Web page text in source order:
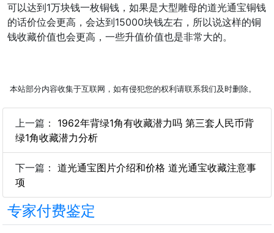
可以达到1万块钱一枚铜钱，如果是大型雕母的道光通宝铜钱
的话价位会更高，会达到15000块钱左右，所以说这样的铜
钱收藏价值也会更高，一些升值价值也是非常大的。
本站部分内容收集于互联网，如有侵犯您的权利请联系我们及时删除。
上一篇： 1962年背绿1角有收藏潜力吗 第三套人民币背
绿1角收藏潜力分析
下一篇： 道光通宝图片介绍和价格 道光通宝收藏注意事
项
专家付费鉴定